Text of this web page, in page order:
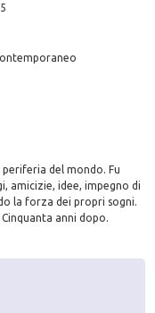
del mondo. Fu
amicizie, idee, impegno di
la forza dei propri sogni.
anni dopo.